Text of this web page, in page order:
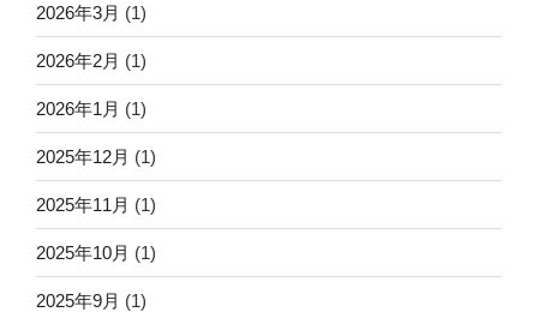
2026年3月 (1)
2026年2月 (1)
2026年1月 (1)
2025年12月 (1)
2025年11月 (1)
2025年10月 (1)
2025年9月 (1)